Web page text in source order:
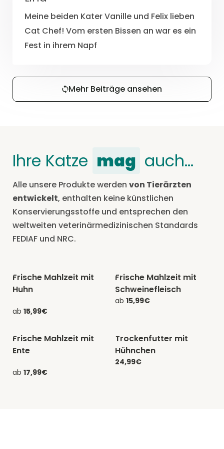
Meine beiden Kater Vanille und Felix lieben
Cat Chef! Vom ersten Bissen an war es ein
Fest in ihrem Napf
Mehr Beiträge ansehen
Ihre Katze mag auch…
Alle unsere Produkte werden von Tierärzten
entwickelt, enthalten keine künstlichen
Konservierungsstoffe und entsprechen den
weltweiten veterinärmedizinischen Standards
FEDIAF und NRC.
-20% mit CATCHEF20
Frische Mahlzeit mit
Huhn
ab 15,99€
-20% mit CATCHEF20
Frische Mahlzeit mit
Schweinefleisch
ab 15,99€
-20% mit CATCHEF20
Frische Mahlzeit mit
Ente
ab 17,99€
-20% mit CATCHEF20
Trockenfutter mit
Hühnchen
24,99€